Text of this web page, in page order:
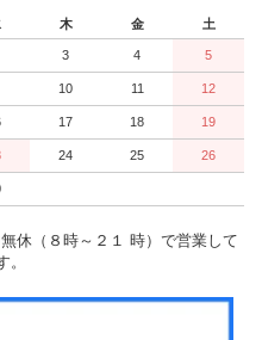
木 金 土
3 4 5
10 11 12
17 18 19
24 25 26
休（８時～２１ 時）で営業して
。